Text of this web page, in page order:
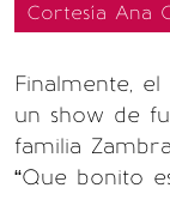
Cortesía Ana
Finalmente,
un show de
familia
“Que bonito